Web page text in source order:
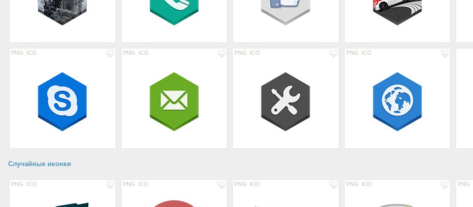
PNG ICO PNG ICO PNG ICO PNG ICO
Случайные иконки
PNG ICO PNG ICO PNG ICO PNG ICO PNG